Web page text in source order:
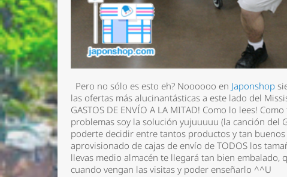
Pero no sólo es esto eh? Noooooo en Japonshop
las ofertas más alucinantásticas a este lado del
GASTOS DE ENVÍO A LA MITAD! Como lo lees!
problemas soy la solución yujuuuuu (la canción del
poderte decidir entre tantos productos y tan buenos
aprovisionado de cajas de envío de TODOS los
llevas medio almacén te llegará tan bien
cuando vengan las visitas y poder enseñarlo ^^U